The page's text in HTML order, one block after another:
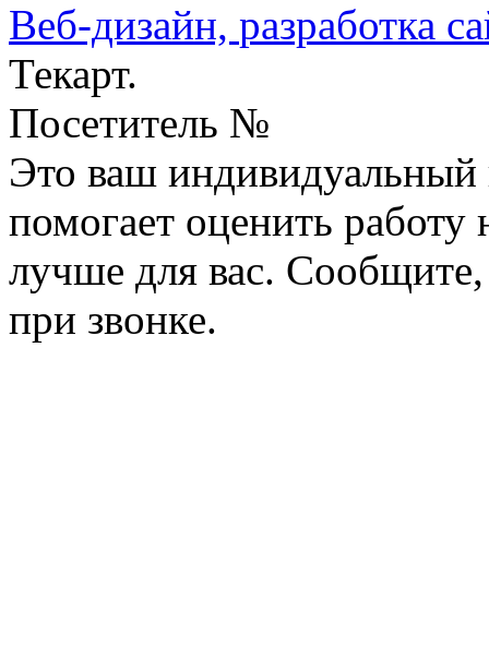
Веб-дизайн, разработка
Текарт.
Посетитель №
Это ваш
помогает оценить работу
лучше для вас.
при звонке.